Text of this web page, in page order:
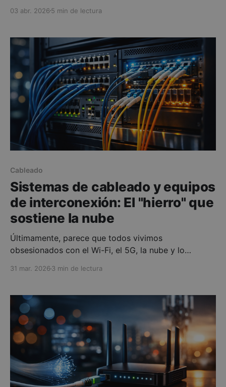
digital. Os aseguro que entender quién pone las
la arquitectura de
03 abr. 2026 5 min de lectura
Cableado
Sistemas de cableado y equipos
de interconexión: El "hierro" que
sostiene la nube
Últimamente, parece que todos vivimos
obsesionados con el Wi-Fi, el 5G, la nube y lo
fibra siguen siendo los reyes indiscutibles de
31 mar. 2026 3 min de lectura